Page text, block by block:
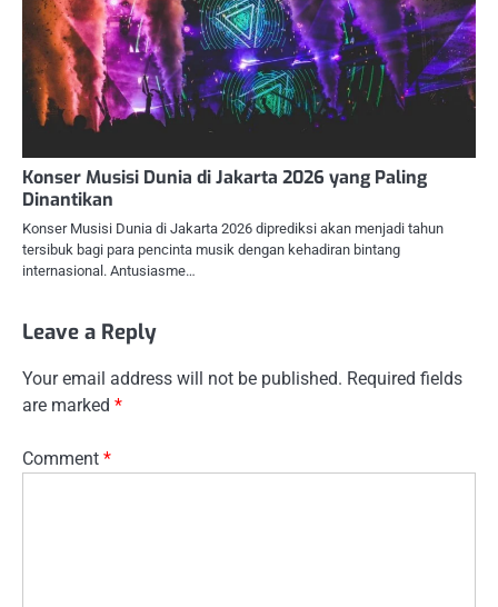
Konser Musisi Dunia di Jakarta 2026 yang Paling
Dinantikan
Konser Musisi Dunia di Jakarta 2026 diprediksi akan menjadi tahun
tersibuk bagi para pencinta musik dengan kehadiran bintang
internasional. Antusiasme…
Leave a Reply
Your email address will not be published. Required fields
are marked *
Comment *